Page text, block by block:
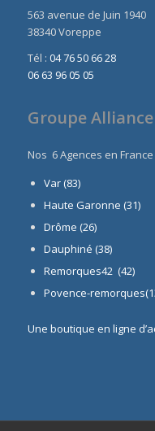
563 avenue de Juin 1940
38340 Voreppe
Tél : 04 76 50 66 28
06 63 96 05 05
Groupe
Nos 6 Agences en France
Var (83)
Haute Garonne (31)
Drôme (26)
Dauphiné (38)
Remorques42 (42)
Povence-
Une boutique en ligne